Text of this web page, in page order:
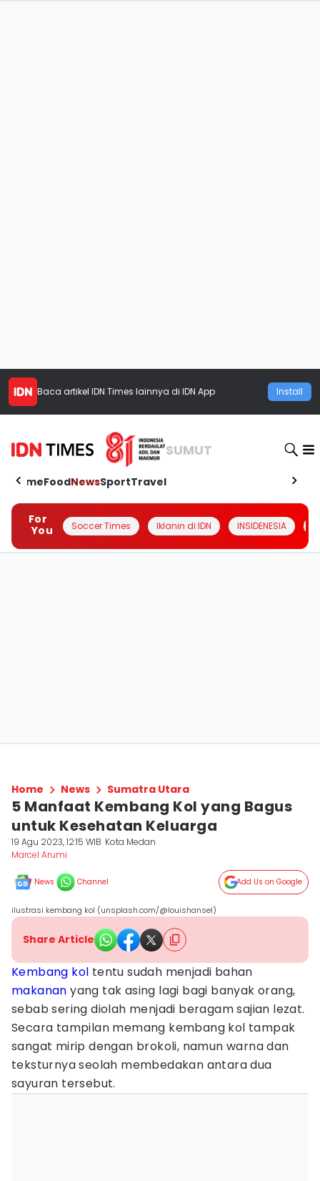
Baca artikel IDN Times lainnya di IDN App Install
SUMUT
HomeFoodNewsSportTravel
For
You
Soccer Times Iklanin di IDN INSIDENESIA
Home News Sumatra Utara
5 Manfaat Kembang Kol yang Bagus
untuk Kesehatan Keluarga
19 Agu 2023, 12:15 WIB Kota Medan
Marcel Arumi
News Channel Add Us on Google
ilustrasi kembang kol (unsplash.com/@louishansel)
Share Article
Kembang kol tentu sudah menjadi bahan
makanan yang tak asing lagi bagi banyak orang,
sebab sering diolah menjadi beragam sajian lezat.
Secara tampilan memang kembang kol tampak
sangat mirip dengan brokoli, namun warna dan
teksturnya seolah membedakan antara dua
sayuran tersebut.